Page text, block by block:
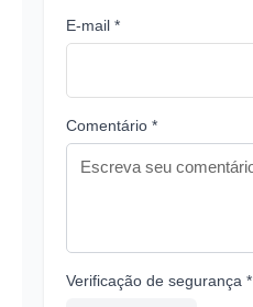
E-mail *
Comentário *
Verificação de segurança *